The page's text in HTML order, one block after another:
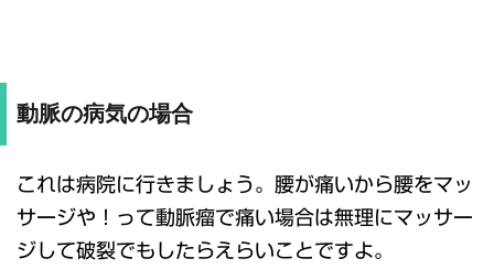
動脈の病気の場合
これは病院に行きましょう。腰が痛いから腰をマッ
サージや！って動脈瘤で痛い場合は無理にマッサー
ジして破裂でもしたらえらいことですよ。